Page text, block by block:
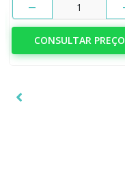
1
CONSULTAR PREÇO